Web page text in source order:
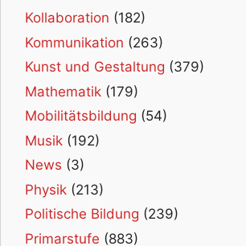
Kollaboration (182)
Kommunikation (263)
Kunst und Gestaltung (379)
Mathematik (179)
Mobilitätsbildung (54)
Musik (192)
News (3)
Physik (213)
Politische Bildung (239)
Primarstufe (883)